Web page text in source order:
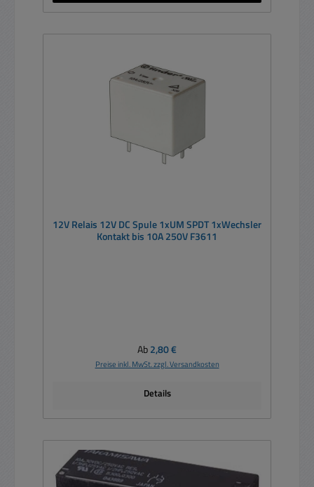
12V Relais 12V DC Spule 1xUM SPDT 1xWechsler
Kontakt bis 10A 250V F3611
Regulärer Preis:
Ab2,80 €
Preise inkl. MwSt. zzgl. Versandkosten
Details